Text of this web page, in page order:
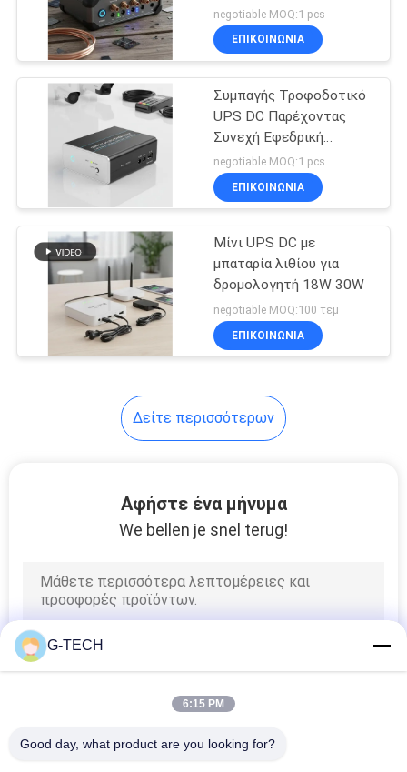
Εγχώρια αποθήκη
αναστροφέων
δύναμης
Μίνι συνεχές
ρεύμα UPS
πακέτο μπαταριών
VRLA ρύθμισε την
όξινη μπαταρία
μολύβδου
πηγών ενέργειας και
εφαρμογές εκτός
δικτύου, προσφέροντας
τροφοδοσία
negotiable MOQ:1 pcs
ΕΠΙΚΟΙΝΩΝΙΑ
Συμπαγής Τροφοδοτικό
UPS DC Παρέχοντας
Συνεχή Εφεδρική
Τροφοδοσία Ιδανικό για
Κάμερες
Παρακολούθησης και
Πρόσβασης
negotiable MOQ:1 pcs
ΕΠΙΚΟΙΝΩΝΙΑ
Μίνι UPS DC με
μπαταρία λιθίου για
δρομολογητή 18W 30W
negotiable MOQ:100 τεμ
ΕΠΙΚΟΙΝΩΝΙΑ
Δείτε περισσότερων
Αφήστε ένα μήνυμα
We bellen je snel terug!
G-TECH
6:15 PM
Good day, what product are you looking for?